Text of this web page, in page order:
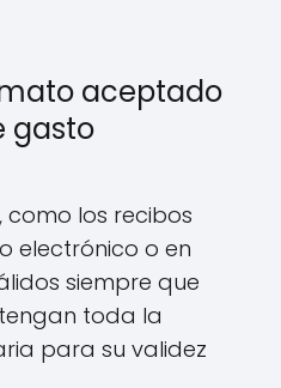
aceptado
gasto
como los recibos
electrónico o en
siempre que
toda la
para su validez